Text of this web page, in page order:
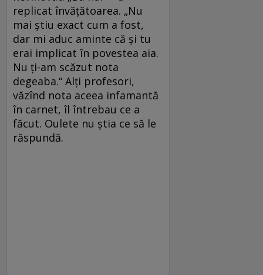
replicat învățătoarea. „Nu
mai știu exact cum a fost,
dar mi aduc aminte că și tu
erai implicat în povestea aia.
Nu ți-am scăzut nota
degeaba.“ Alți profesori,
văzînd nota aceea infamantă
în carnet, îl întrebau ce a
făcut. Oulete nu știa ce să le
răspundă.